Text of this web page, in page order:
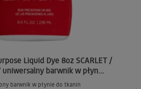
Liquid Dye 8oz SCARLET /
uniwersalny barwnik w płyn...
barwnik w płynie do tkanin